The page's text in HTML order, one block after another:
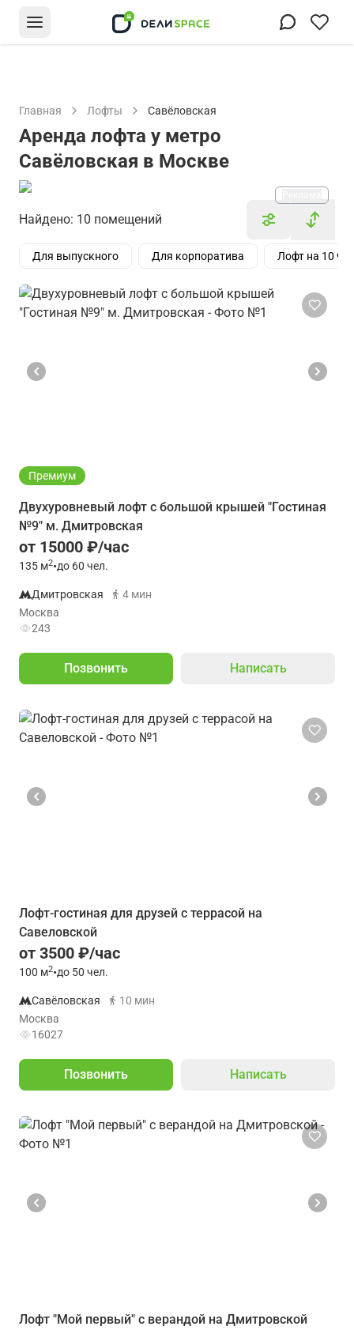
Главная Лофты Савёловская
Аренда лофта у метро
Савёловская в Москве
Найдено: 10 помещений
Для выпускного Для корпоратива Лофт на 10
Премиум
Двухуровневый лофт с большой крышей "Гостиная
№9" м. Дмитровская
от 15000 ₽/час
135 м2•до 60 чел.
Дмитровская
4 мин
Москва
243
Позвонить Написать
Лофт-гостиная для друзей с террасой на
Савеловской
от 3500 ₽/час
100 м2•до 50 чел.
Савёловская
10 мин
Москва
16027
Позвонить Написать
Лофт "Мой первый" с верандой на Дмитровской